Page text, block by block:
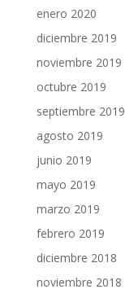
enero 2020
diciembre 2019
noviembre 2019
octubre 2019
septiembre 2019
agosto 2019
junio 2019
mayo 2019
marzo 2019
febrero 2019
diciembre 2018
noviembre 2018